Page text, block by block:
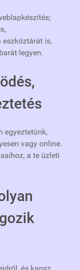
eszköztárát is,
legyen.
egyeztetünk,
vagy online.
a te üzleti